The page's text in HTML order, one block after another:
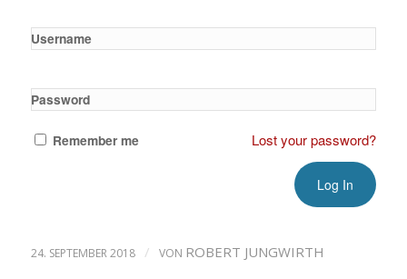
Username
Password
Remember me Lost your password?
24. SEPTEMBER 2018 / VON ROBERT JUNGWIRTH